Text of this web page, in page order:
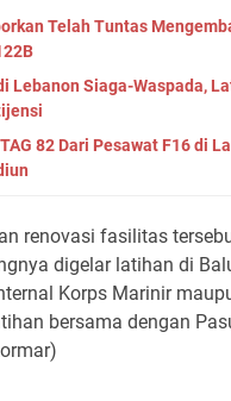
Telah Tuntas
Lebanon Siaga-Waspada,
82 Dari Pesawat F16 di
renovasi fasilitas
digelar latihan di
Korps Marinir
bersama dengan